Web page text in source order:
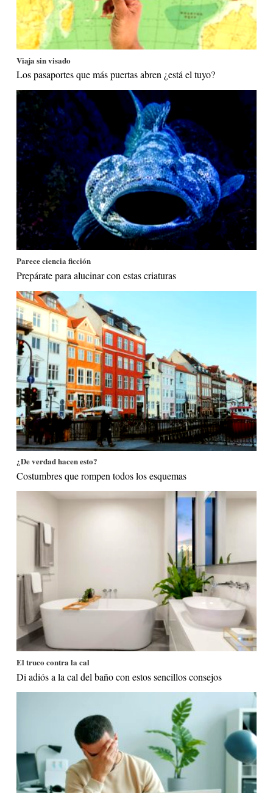
Viaja sin visado
Los pasaportes que más puertas abren ¿está el tuyo?
Parece ciencia ficción
Prepárate para alucinar con estas criaturas
¿De verdad hacen esto?
Costumbres que rompen todos los esquemas
El truco contra la cal
Di adiós a la cal del baño con estos sencillos consejos